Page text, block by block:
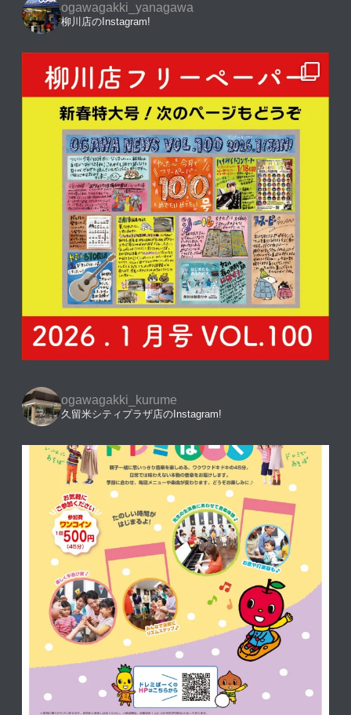
ogawagakki_yanagawa
柳川店のInstagram!
ogawagakki_kurume
久留米シティプラザ店のInstagram!